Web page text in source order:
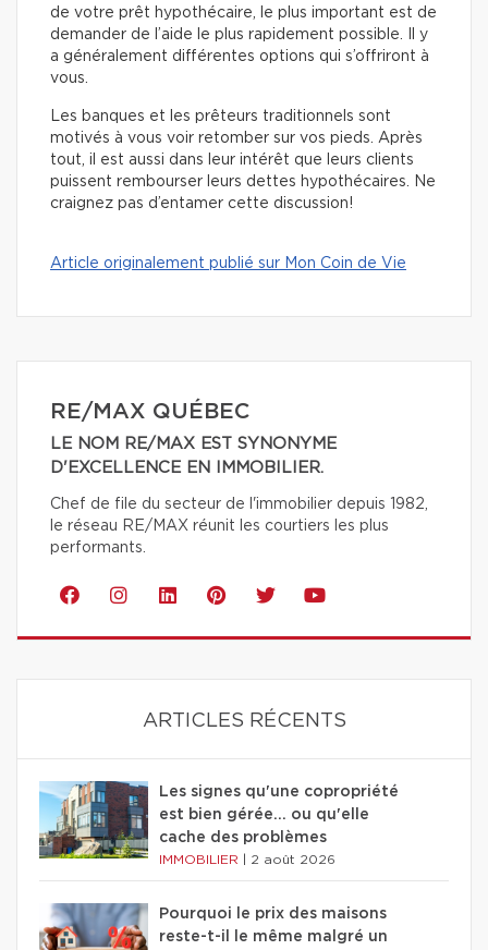
de votre prêt hypothécaire, le plus important est de
demander de l’aide le plus rapidement possible. Il y
a généralement différentes options qui s’offriront à
vous.
Les banques et les prêteurs traditionnels sont
motivés à vous voir retomber sur vos pieds. Après
tout, il est aussi dans leur intérêt que leurs clients
puissent rembourser leurs dettes hypothécaires. Ne
craignez pas d’entamer cette discussion!
Article originalement publié sur Mon Coin de Vie
RE/MAX QUÉBEC
LE NOM RE/MAX EST SYNONYME
D'EXCELLENCE EN IMMOBILIER.
Chef de file du secteur de l'immobilier depuis 1982,
le réseau RE/MAX réunit les courtiers les plus
performants.
ARTICLES RÉCENTS
Les signes qu'une copropriété
est bien gérée… ou qu'elle
cache des problèmes
IMMOBILIER 2 août 2026
Pourquoi le prix des maisons
reste-t-il le même malgré un